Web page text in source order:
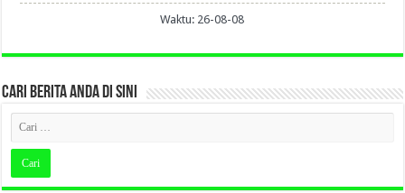
Waktu: 26-08-08
CARI BERITA ANDA DI SINI